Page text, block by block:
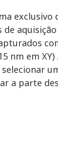
exclusivo
nm em
a parte